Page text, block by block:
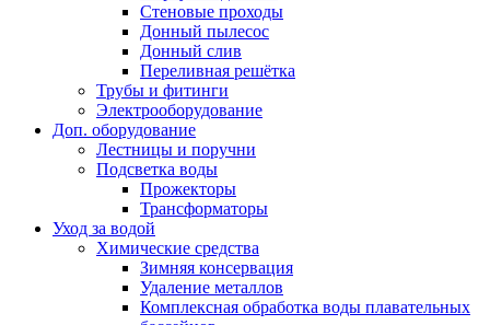
Стеновые проходы
Донный пылесос
Донный слив
Переливная решётка
Трубы и фитинги
Электрооборудование
Доп. оборудование
Лестницы и поручни
Подсветка воды
Прожекторы
Трансформаторы
Уход за водой
Химические средства
Зимняя консервация
Удаление металлов
Комплексная обработка воды плавательных